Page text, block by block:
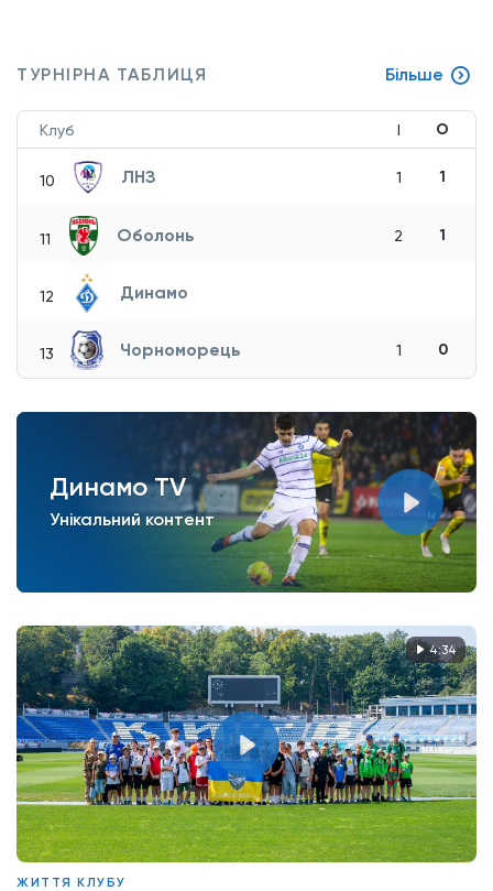
ТУРНІРНА ТАБЛИЦЯ Більше
Клуб І О
10 ЛНЗ 1 1
11 Оболонь 2 1
12 Динамо
13 Чорноморець 1 0
Динамо TV
Унікальний контент
4:34
ЖИТТЯ КЛУБУ